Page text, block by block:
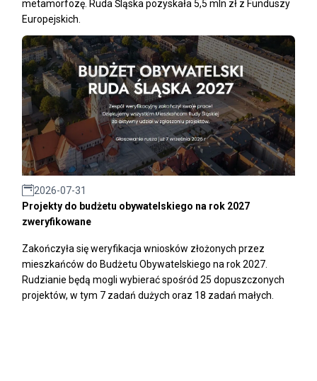
metamorfozę. Ruda Śląska pozyskała 5,5 mln zł z Funduszy
Europejskich.
2026-07-31
Projekty do budżetu obywatelskiego na rok 2027
zweryfikowane
Zakończyła się weryfikacja wniosków złożonych przez
mieszkańców do Budżetu Obywatelskiego na rok 2027.
Rudzianie będą mogli wybierać spośród 25 dopuszczonych
projektów, w tym 7 zadań dużych oraz 18 zadań małych.